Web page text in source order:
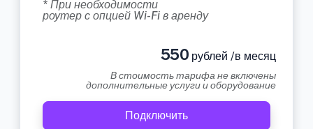
* При необходимости
роутер с опцией Wi-Fi в аренду
550 рублей /в месяц
В стоимость тарифа не включены
дополнительные услуги и оборудование
Подключить